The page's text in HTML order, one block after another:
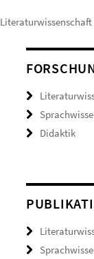
Literaturwissenschaft
Didaktik